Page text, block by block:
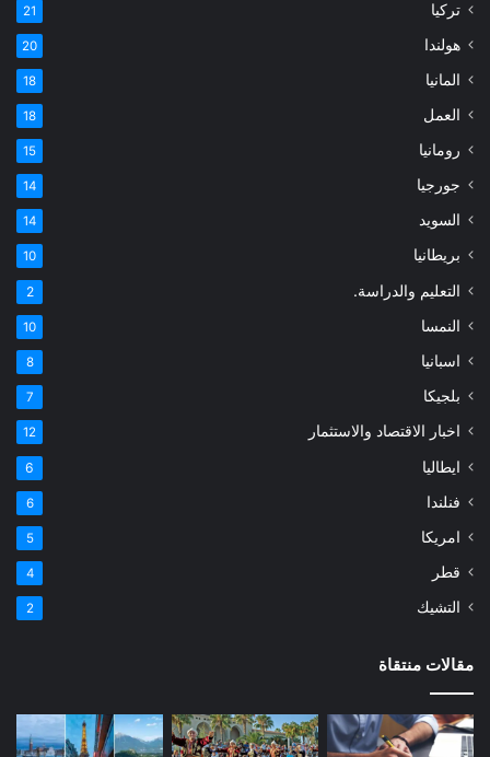
تركيا 21
هولندا 20
المانيا 18
العمل 18
رومانيا 15
جورجيا 14
السويد 14
بريطانيا 10
التعليم والدراسة. 2
النمسا 10
اسبانيا 8
بلجيكا 7
اخبار الاقتصاد والاستثمار 12
ايطاليا 6
فنلندا 6
امريكا 5
قطر 4
التشيك 2
مقالات منتقاة